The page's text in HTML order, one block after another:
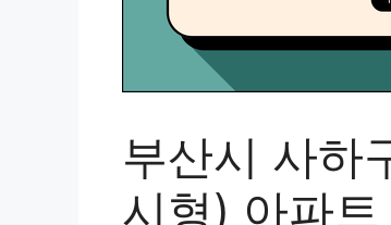
부산시 사하
시형) 아파